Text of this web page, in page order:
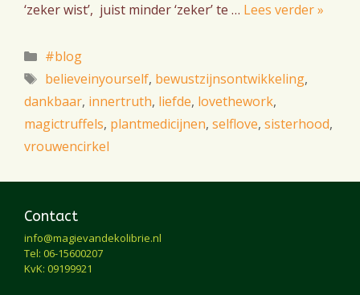
‘zeker wist’, juist minder ‘zeker’ te … Lees verder »
Categorieën
#blog
Tags
believeinyourself, bewustzijnsontwikkeling,
dankbaar, innertruth, liefde, lovethework,
magictruffels, plantmedicijnen, selflove, sisterhood,
vrouwencirkel
Contact
info@magievandekolibrie.nl
Tel: 06-15600207
KvK: 09199921